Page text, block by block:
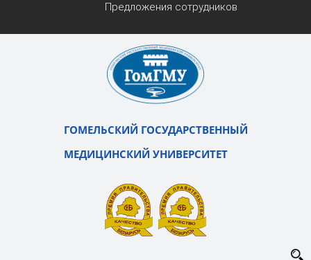
Предложения сотрудников
ГОМЕЛЬСКИЙ ГОСУДАРСТВЕННЫЙ
МЕДИЦИНСКИЙ УНИВЕРСИТЕТ